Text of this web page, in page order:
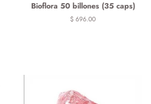
Bioflora 50 billones (35 caps)
Precio
$ 696.00